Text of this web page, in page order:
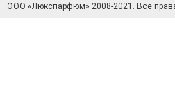
ООО «Люкспарфюм» 2008-2021. Все